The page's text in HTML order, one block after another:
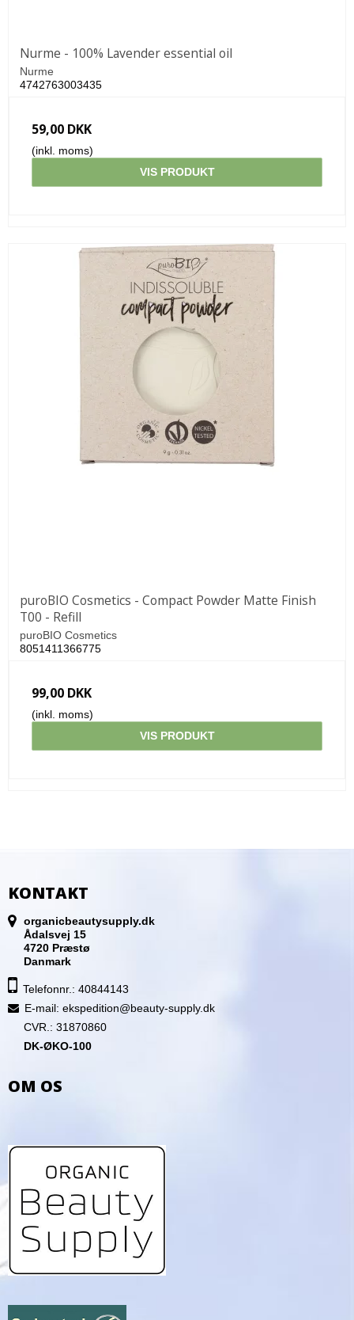
Nurme - 100% Lavender essential oil
Nurme
4742763003435
59,00 DKK
(inkl. moms)
VIS PRODUKT
puroBIO Cosmetics - Compact Powder Matte Finish
T00 - Refill
puroBIO Cosmetics
8051411366775
99,00 DKK
(inkl. moms)
VIS PRODUKT
KONTAKT
organicbeautysupply.dk
Ådalsvej 15
4720 Præstø
Danmark
Telefonnr.: 40844143
E-mail: ekspedition@beauty-supply.dk
CVR.: 31870860
DK-ØKO-100
OM OS